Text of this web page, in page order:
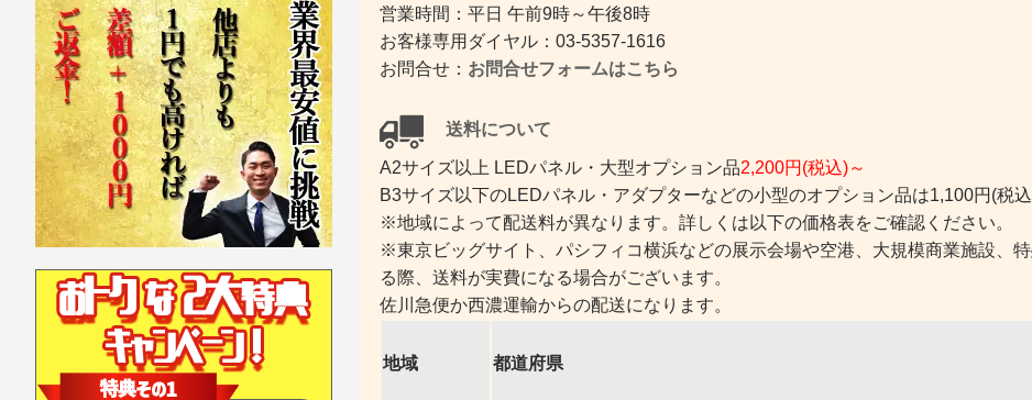
営業時間：平日 午前9時～午後8時
お客様専用ダイヤル：03-5357-1616
お問合せ： お問合せフォームはこちら
送料について
A2サイズ以上 LEDパネル・大型オプション品2,200円(税込)～
B3サイズ以下のLEDパネル・アダプターなどの小型のオプション品は1,100円(税込
※地域によって配送料が異なります。詳しくは以下の価格表をご確認ください。
※東京ビッグサイト、パシフィコ横浜などの展示会場や空港、大規模商業施設、
る際、送料が実費になる場合がございます。
佐川急便か西濃運輸からの配送になります。
地域 都道府県